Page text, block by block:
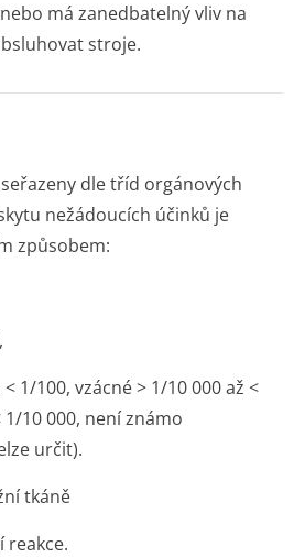
má zanedbatelný vliv na
stroje.
dle tříd orgánových
nežádoucích účinků je
způsobem:
1/100, vzácné > 1/10 000 až <
10 000, není známo
určit).
tkáně
reakce.